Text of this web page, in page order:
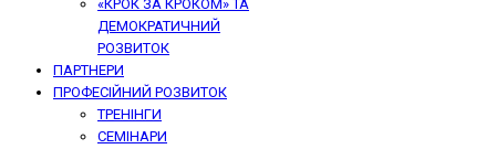
«КРОК ЗА КРОКОМ» ТА
ДЕМОКРАТИЧНИЙ
РОЗВИТОК
ПАРТНЕРИ
ПРОФЕСІЙНИЙ РОЗВИТОК
ТРЕНІНГИ
СЕМІНАРИ